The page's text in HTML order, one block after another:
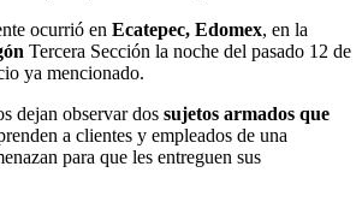
ocurrió en Ecatepec, Edomex, en la
Tercera Sección la noche del pasado 12 de
ya mencionado.
dejan observar dos sujetos armados que
a clientes y empleados de una
para que les entreguen sus